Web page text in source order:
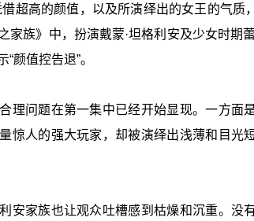
超高的颜值，以及所演绎出的女王的气质
家族》中，扮演戴蒙·坦格利安及少女时期
颜值控告退”。
理问题在第一集中已经开始显现。一方面
惊人的强大玩家，却被演绎出浅薄和目光
安家族也让观众吐槽感到枯燥和沉重。没